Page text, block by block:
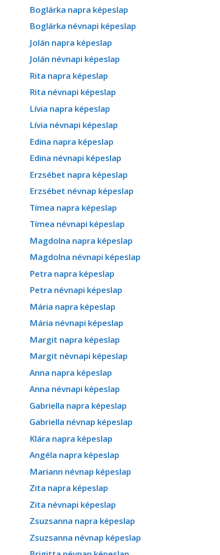
Boglárka napra képeslap
Boglárka névnapi képeslap
Jolán napra képeslap
Jolán névnapi képeslap
Rita napra képeslap
Rita névnapi képeslap
Lívia napra képeslap
Lívia névnapi képeslap
Edina napra képeslap
Edina névnapi képeslap
Erzsébet napra képeslap
Erzsébet névnap képeslap
Tímea napra képeslap
Tímea névnapi képeslap
Magdolna napra képeslap
Magdolna névnapi képeslap
Petra napra képeslap
Petra névnapi képeslap
Mária napra képeslap
Mária névnapi képeslap
Margit napra képeslap
Margit névnapi képeslap
Anna napra képeslap
Anna névnapi képeslap
Gabriella napra képeslap
Gabriella névnap képeslap
Klára napra képeslap
Angéla napra képeslap
Mariann névnap képeslap
Zita napra képeslap
Zita névnapi képeslap
Zsuzsanna napra képeslap
Zsuzsanna névnap képeslap